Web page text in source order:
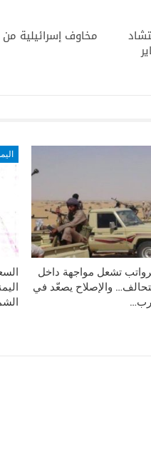
من يناير
مخاوف إسرائيلية
تشعل مواجهة داخل
والإصلاح يصعّد في